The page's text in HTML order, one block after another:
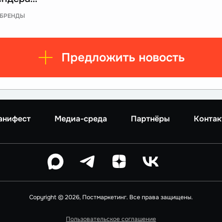
БРЕНДЫ
Предложить новость
Медиа-среда Партнёры
Copyright © 2026, Постмаркетинг. Все права защищены.
Пользовательское соглашение